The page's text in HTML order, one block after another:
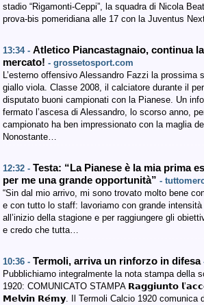
stadio “Rigamonti-Ceppi”, la squadra di Nicola
prova-bis pomeridiana alle 17 con la Juventus
13:34 - Atletico Piancastagnaio, continua
mercato! - grossetosport.com
L’esterno offensivo Alessandro Fazzi la prossima
giallo viola. Classe 2008, il calciatore durante il
disputato buoni campionati con la Pianese. Un
fermato l’ascesa di Alessandro, lo scorso anno,
campionato ha ben impressionato con la maglia
Nonostante…
12:32 - Testa: “La Pianese è la mia prima
per me una grande opportunità” -
“Sin dal mio arrivo, mi sono trovato molto bene
e con tutto lo staff: lavoriamo con grande intensità
all’inizio della stagione e per raggiungere gli
e credo che tutta…
10:36 - Termoli, arriva un rinforzo in difesa
Pubblichiamo integralmente la nota stampa della
1920: COMUNICATO STAMPA 𝗥𝗮𝗴𝗴𝗶𝘂𝗻𝘁𝗼
𝗠𝗲𝗹𝘃𝗶𝗻 𝗥𝗲́𝗺𝘆. Il Termoli Calcio 1920 comunica